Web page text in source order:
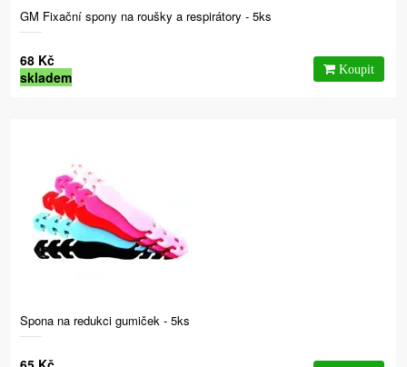
GM Fixační spony na roušky a respirátory - 5ks
68 Kč
skladem
Spona na redukci gumiček - 5ks